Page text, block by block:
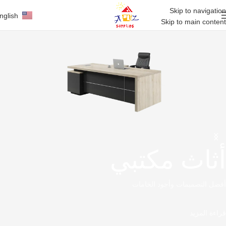
Skip to navigation
Skip to main content